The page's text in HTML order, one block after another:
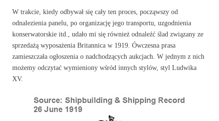
W trakcie, kiedy odbywał się cały ten proces, począwszy od
odnalezienia panelu, po organizację jego transportu, uzgodnienia
konserwatorskie itd., udało mi się również odnaleźć ślad związany ze
sprzedażą wyposażenia Britannica w 1919. Ówczesna prasa
zamieszczała ogłoszenia o nadchodzących aukcjach. W jednym z nich
możemy odczytać wymieniony wśród innych stylów, styl Ludwika
XV.